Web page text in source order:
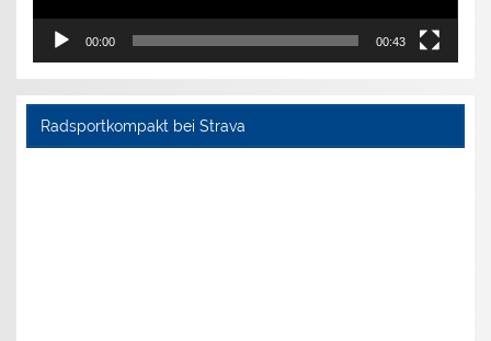
00:00 00:43
Radsportkompakt bei Strava